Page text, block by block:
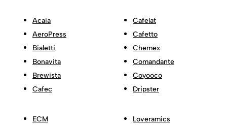
Acaia
AeroPress
Bialetti
Bonavita
Brewista
Cafec
Cafelat
Cafetto
Chemex
Comandante
Coyooco
Dripster
ECM
Loveramics